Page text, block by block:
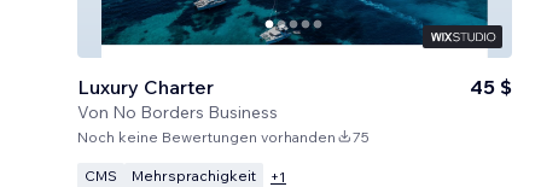
Luxury Charter
Von No Borders Business
45 $
Noch keine Bewertungen vorhanden 75
CMS Mehrsprachigkeit +1